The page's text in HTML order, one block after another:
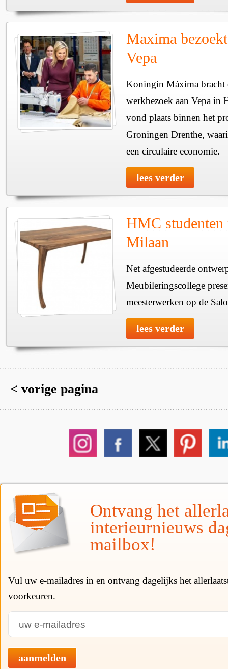
Maxima
Vepa
Koningin Máxima bracht
werkbezoek aan Vepa in
vond plaats binnen het
Groningen Drenthe,
een circulaire economie.
lees verder
HMC studenten
Milaan
Net afgestudeerde
Meubileringscollege
meesterwerken op de
lees verder
< vorige pagina
Ontvang het
interieurnieuws
mailbox!
Vul uw e-mailadres in en ontvang dagelijks het
voorkeuren.
aanmelden